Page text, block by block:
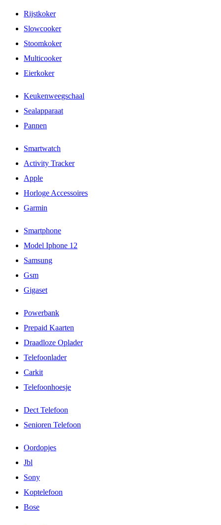
Rijstkoker
Slowcooker
Stoomkoker
Multicooker
Eierkoker
Keukenweegschaal
Sealapparaat
Pannen
Smartwatch
Activity Tracker
Apple
Horloge Accessoires
Garmin
Smartphone
Model Iphone 12
Samsung
Gsm
Gigaset
Powerbank
Prepaid Kaarten
Draadloze Oplader
Telefoonlader
Carkit
Telefoonhoesje
Dect Telefoon
Senioren Telefoon
Oordopjes
Jbl
Sony
Koptelefoon
Bose